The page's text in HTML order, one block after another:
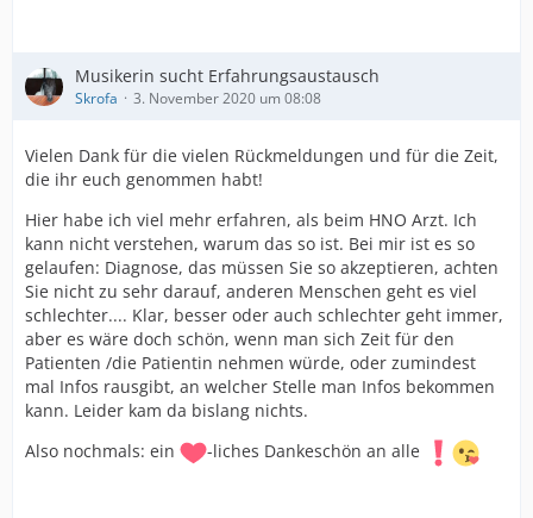
Musikerin sucht Erfahrungsaustausch
Skrofa 3. November 2020 um 08:08
Vielen Dank für die vielen Rückmeldungen und für die Zeit,
die ihr euch genommen habt!
Hier habe ich viel mehr erfahren, als beim HNO Arzt. Ich
kann nicht verstehen, warum das so ist. Bei mir ist es so
gelaufen: Diagnose, das müssen Sie so akzeptieren, achten
Sie nicht zu sehr darauf, anderen Menschen geht es viel
schlechter.... Klar, besser oder auch schlechter geht immer,
aber es wäre doch schön, wenn man sich Zeit für den
Patienten /die Patientin nehmen würde, oder zumindest
mal Infos rausgibt, an welcher Stelle man Infos bekommen
kann. Leider kam da bislang nichts.
Also nochmals: ein
-liches Dankeschön an alle